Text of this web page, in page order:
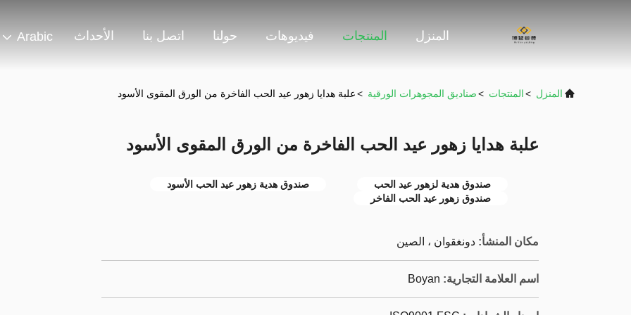
المنزل المنتجات فيديوهات حولنا اتصل بنا الأحداث Arabic
المنزل >المنتجات >صناديق المجوهرات الورقية >علبة هدايا زهور عيد الحب الفاخرة من الورق المقوى الأسود
علبة هدايا زهور عيد الحب الفاخرة من الورق المقوى الأسود
صندوق هدية لزهور عيد الحب
صندوق هدية زهور عيد الحب الأسود
صندوق زهور عيد الحب الفاخر
مكان المنشأ: دونغقوان ، الصين
اسم العلامة التجارية: Boyan